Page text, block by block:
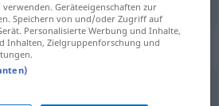
für "editto"
Geräteeigenschaften zur
Speichern von und/oder Zugriff auf
Personalisierte Werbung und Inhalte,
Inhalten, Zielgruppenforschung und